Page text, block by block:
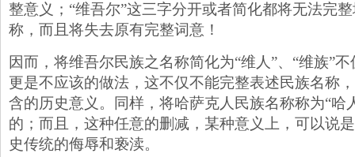
整意义；“维吾尔”这三字分开或者简化都将无法完
称，而且将失去原有完整词意！
因而，将维吾尔民族之名称简化为“维人”、“维族”
更是不应该的做法，这不仅不能完整表述民族名称
含的历史意义。同样，将哈萨克人民族名称称为“哈
的；而且，这种任意的删减，某种意义上，可以说
史传统的侮辱和亵渎。